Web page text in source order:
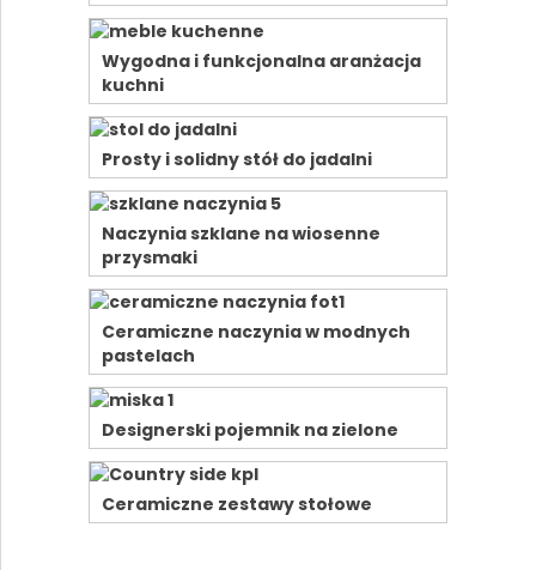
Wygodna i funkcjonalna aranżacja
kuchni
Prosty i solidny stół do jadalni
Naczynia szklane na wiosenne
przysmaki
Ceramiczne naczynia w modnych
pastelach
Designerski pojemnik na zielone
Ceramiczne zestawy stołowe